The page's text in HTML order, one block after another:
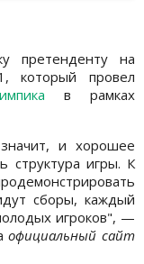
претенденту на
который провел
в рамках
и хорошее
структура игры. К
сборы, каждый
игроков", —
официальный сайт